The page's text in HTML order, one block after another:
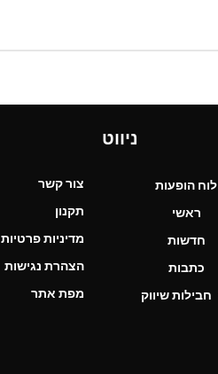
ניווט
לוח הופעות
ראשי
חדשות
כתבות
חבילות שיווק
צור קשר
תקנון
מדיניות פרטיות
הצהרת נגישות
מפת אתר